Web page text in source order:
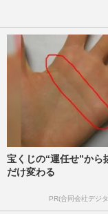
宝くじの“運任せ”から
だけ変わる
PR(合同会社デジ